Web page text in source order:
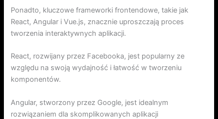
Ponadto, kluczowe frameworki frontendowe, takie jak
React, Angular i Vue.js, znacznie uproszczają proces
tworzenia interaktywnych aplikacji.
React, rozwijany przez Facebooka, jest popularny ze
względu na swoją wydajność i łatwość w tworzeniu
komponentów.
Angular, stworzony przez Google, jest idealnym
rozwiązaniem dla skomplikowanych aplikacji